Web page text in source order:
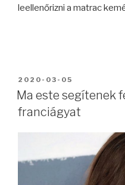
leellenőrizni a matrac
BEKÜLDVE:
2020-03-05
Ma este segítenek
franciágyat